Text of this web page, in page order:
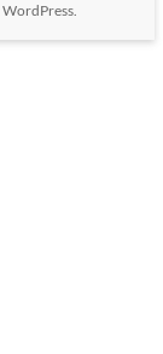
WordPress.